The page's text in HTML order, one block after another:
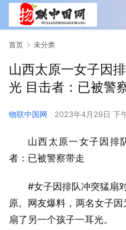
首页 未分类
山西太原一女子因
光 目击者：已被警
物联中国网 2023年4月29日 下
山西太原一女子因排
者：已被警察带走
#女子因排队冲突猛扇
原。网友爆料，两名女子
扇了另一个孩子一耳光。